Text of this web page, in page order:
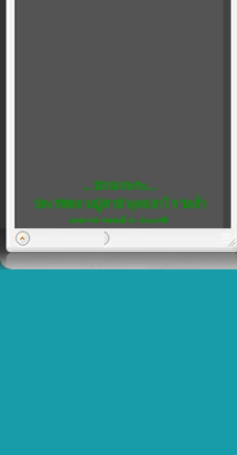
ประวัติหลวงปู่คำมี พุทธสาโร วัดถ้ำ
คูหาสวรรค์ จ.ลพบุรี
พิเศษ...5
เชิญชวน สมาชิกทุกท่าน แสดงความ
คิดเห็น ได้ที่ เว็บบอร์ด ครับ